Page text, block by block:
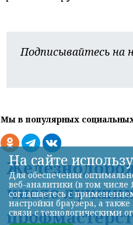
Подписывайтесь на
Мы в популярных
число
На сайте
Для обеспечения
веб-аналитики (в том
соглашаетесь с
настройки браузера, а
связи с технологическими